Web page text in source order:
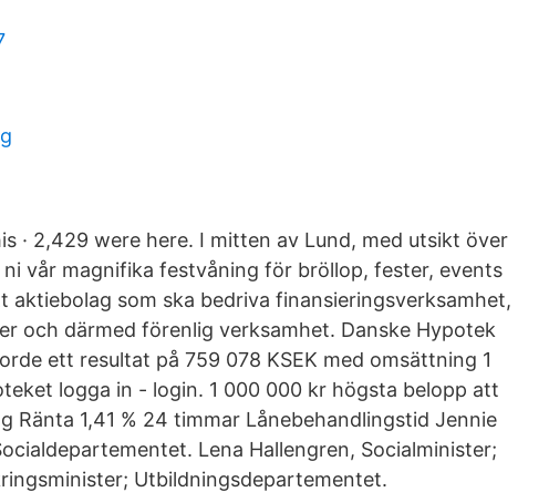
· 2,429 were here. I mitten av Lund, med utsikt över
vår magnifika festvåning för bröllop, fester, events
aktiebolag som ska bedriva finansieringsverksamhet,
och därmed förenlig verksamhet. Danske Hypotek
ett resultat på 759 078 KSEK med omsättning 1
logga in - login. 1 000 000 kr högsta belopp att
Ränta 1,41 % 24 timmar Lånebehandlingstid Jennie
Lena Hallengren, Social­minister;
Utbildningsdepartementet.